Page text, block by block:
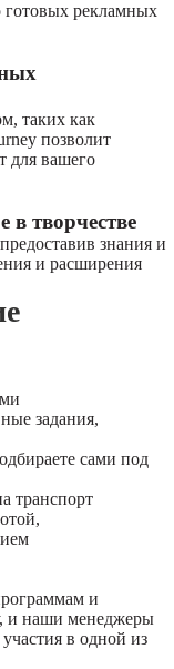
готовых рекламных
таких как
позволит
для вашего
в творчестве
знания и
и расширения
задания,
сами под
транспорт
и
и наши менеджеры
в одной из